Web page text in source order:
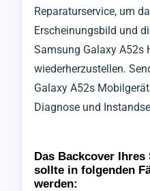
Reparaturservice, um
Erscheinungsbild und
Samsung Galaxy A52s
wiederherzustellen.
Galaxy A52s
Diagnose und
Das Backcover Ihres
sollte in folgenden
werden: